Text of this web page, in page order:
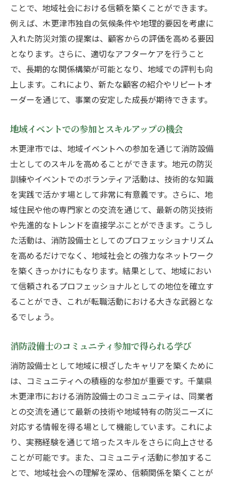
ことで、地域社会における信頼を築くことができます。
例えば、木更津市独自の気候条件や地理的要因を考慮に
入れた防災対策の提案は、顧客からの評価を高める要因
となります。さらに、適切なアフターケアを行うこと
で、長期的な関係構築が可能となり、地域での評判も向
上します。これにより、新たな顧客の紹介やリピートオ
ーダーを通じて、事業の安定した成長が期待できます。
地域イベントでの参加とスキルアップの機会
木更津市では、地域イベントへの参加を通じて消防設備
士としてのスキルを高めることができます。地元の防災
訓練やイベントでのボランティア活動は、技術的な知識
を実践で活かす場として非常に有意義です。さらに、地
域住民や他の専門家との交流を通じて、最新の防災技術
や先進的なトレンドを直接学ぶことができます。こうし
た活動は、消防設備士としてのプロフェッショナリズム
を高めるだけでなく、地域社会との強力なネットワーク
を築くきっかけにもなります。結果として、地域におい
て信頼されるプロフェッショナルとしての地位を確立す
ることができ、これが転職活動における大きな武器とな
るでしょう。
消防設備士のコミュニティ参加で得られる学び
消防設備士として地域に根ざしたキャリアを築くために
は、コミュニティへの積極的な参加が重要です。千葉県
木更津市における消防設備士のコミュニティは、同業者
との交流を通じて最新の技術や地域特有の防災ニーズに
対応する情報を得る場として機能しています。これによ
り、実務経験を通じて培ったスキルをさらに向上させる
ことが可能です。また、コミュニティ活動に参加するこ
とで、地域社会への理解を深め、信頼関係を築くことが